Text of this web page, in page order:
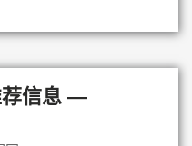
信息 —